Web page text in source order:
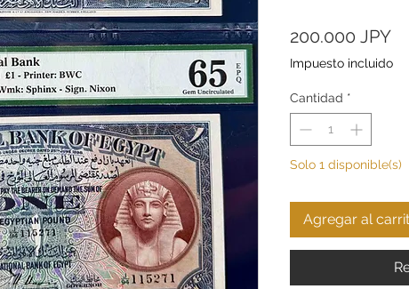
200.000 JPY
Impuesto incluido
Cantidad *
Solo 1 disponible(s)
Agregar al